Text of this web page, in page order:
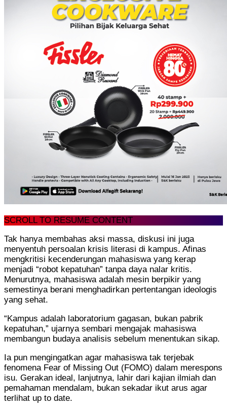
SCROLL TO RESUME CONTENT
Tak hanya membahas aksi massa, diskusi ini juga
menyentuh persoalan krisis literasi di kampus. Afinas
mengkritisi kecenderungan mahasiswa yang kerap
menjadi “robot kepatuhan” tanpa daya nalar kritis.
Menurutnya, mahasiswa adalah mesin berpikir yang
semestinya berani menghadirkan pertentangan ideologis
yang sehat.
“Kampus adalah laboratorium gagasan, bukan pabrik
kepatuhan,” ujarnya sembari mengajak mahasiswa
membangun budaya analisis sebelum menentukan sikap.
Ia pun mengingatkan agar mahasiswa tak terjebak
fenomena Fear of Missing Out (FOMO) dalam merespons
isu. Gerakan ideal, lanjutnya, lahir dari kajian ilmiah dan
pemahaman mendalam, bukan sekadar ikut arus agar
terlihat up to date.